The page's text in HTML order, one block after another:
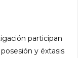
participan
y éxtasis